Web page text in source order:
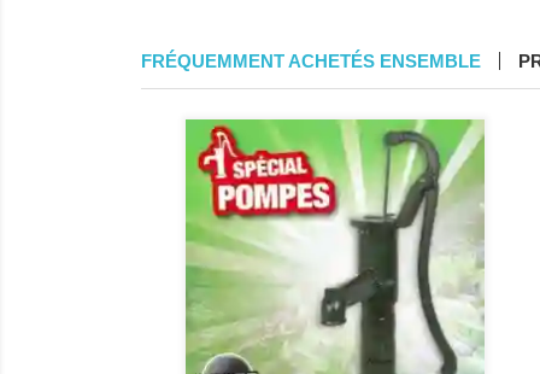
FRÉQUEMMENT ACHETÉS ENSEMBLE